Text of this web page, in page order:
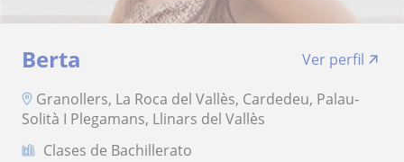
Berta
Ver perfil
Granollers, La Roca del Vallès, Cardedeu, Palau-
Solità I Plegamans, Llinars del Vallès
Clases de Bachillerato